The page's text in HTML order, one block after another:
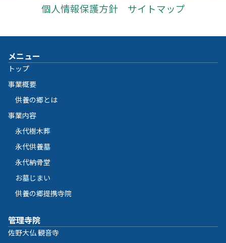
個人情報保護方針 サイトマップ
メニュー
トップ
事業概要
供養の郷とは
事業内容
永代樹木葬
永代供養墓
永代納骨堂
お墓じまい
供養の郷提携寺院
管理寺院
佐野大仏 観音寺